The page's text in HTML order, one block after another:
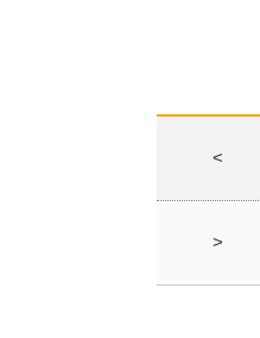
<
>